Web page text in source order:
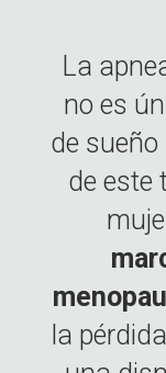
La
no es
de
de este
la